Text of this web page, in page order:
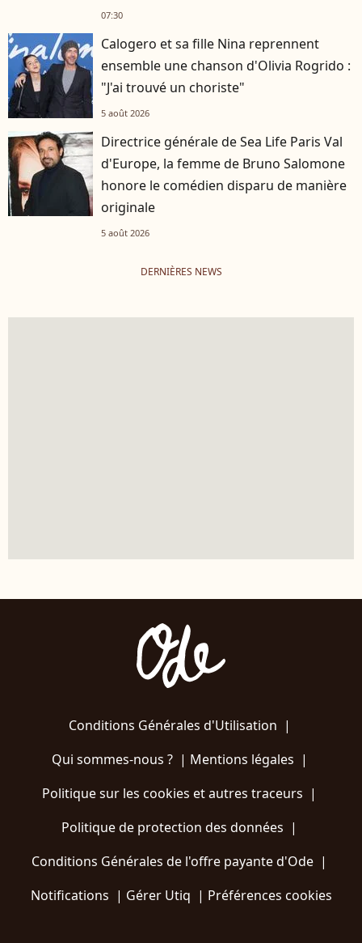
07:30
Calogero et sa fille Nina reprennent
ensemble une chanson d'Olivia Rogrido :
"J'ai trouvé un choriste"
5 août 2026
Directrice générale de Sea Life Paris Val
d'Europe, la femme de Bruno Salomone
honore le comédien disparu de manière
originale
5 août 2026
DERNIÈRES NEWS
Conditions Générales d'Utilisation |
Qui sommes-nous ?| Mentions légales |
Politique sur les cookies et autres traceurs |
Politique de protection des données |
Conditions Générales de l'offre payante d'Ode |
Notifications | Gérer Utiq | Préférences cookies